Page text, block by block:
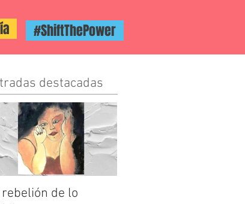
#ShiftThePower
destacadas
rebelión de lo